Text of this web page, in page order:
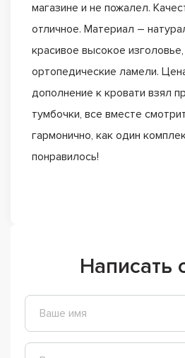
магазине и не пожалел.
отличное. Материал –
красивое высокое
ортопедические ламели.
дополнение к кровати взял
тумбочки, все вместе
гармонично, как один
понравилось!
Написать